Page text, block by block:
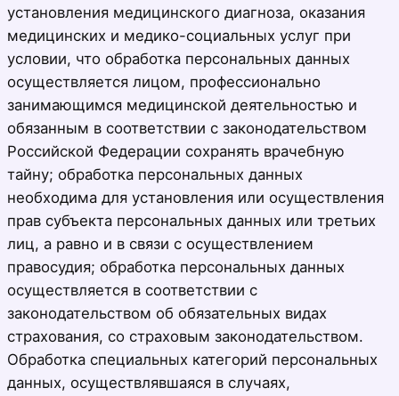
установления медицинского диагноза, оказания
медицинских и медико-социальных услуг при
условии, что обработка персональных данных
осуществляется лицом, профессионально
занимающимся медицинской деятельностью и
обязанным в соответствии с законодательством
Российской Федерации сохранять врачебную
тайну; обработка персональных данных
необходима для установления или осуществления
прав субъекта персональных данных или третьих
лиц, а равно и в связи с осуществлением
правосудия; обработка персональных данных
осуществляется в соответствии с
законодательством об обязательных видах
страхования, со страховым законодательством.
Обработка специальных категорий персональных
данных, осуществлявшаяся в случаях,